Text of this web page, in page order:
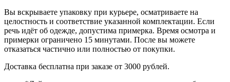
Вы вскрываете упаковку при курьере, осматриваете на
целостность и соответствие указанной комплектации. Если
речь идёт об одежде, допустима примерка. Время осмотра и
примерки ограничено 15 минутами. После вы можете
отказаться частично или полностью от покупки.
Доставка бесплатна при заказе от 3000 рублей.